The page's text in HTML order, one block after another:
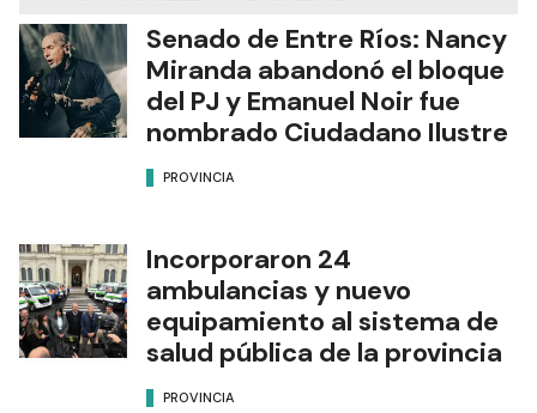
Senado de Entre Ríos: Nancy
Miranda abandonó el bloque
del PJ y Emanuel Noir fue
nombrado Ciudadano Ilustre
PROVINCIA
Incorporaron 24
ambulancias y nuevo
equipamiento al sistema de
salud pública de la provincia
PROVINCIA